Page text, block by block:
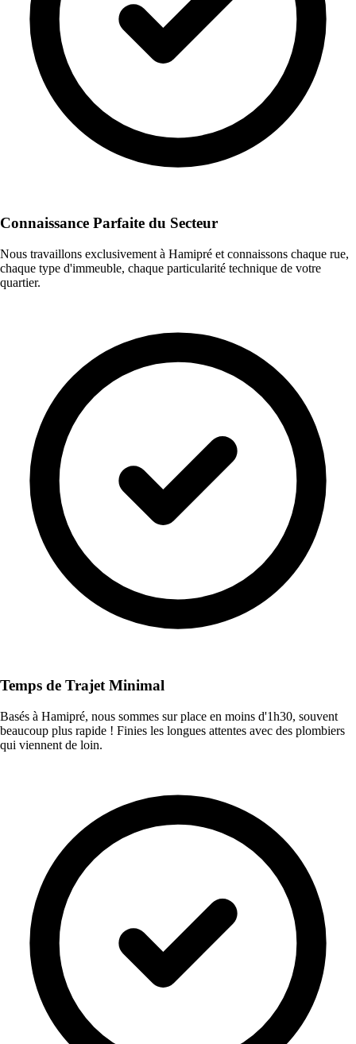
Connaissance Parfaite du Secteur
Nous travaillons exclusivement à Hamipré et connaissons chaque rue,
chaque type d'immeuble, chaque particularité technique de votre
quartier.
Temps de Trajet Minimal
Basés à Hamipré, nous sommes sur place en moins d'1h30, souvent
beaucoup plus rapide ! Finies les longues attentes avec des plombiers
qui viennent de loin.